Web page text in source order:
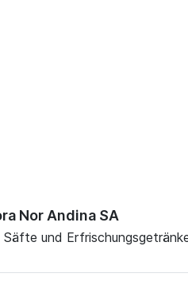
Nor Andina SA
Säfte und